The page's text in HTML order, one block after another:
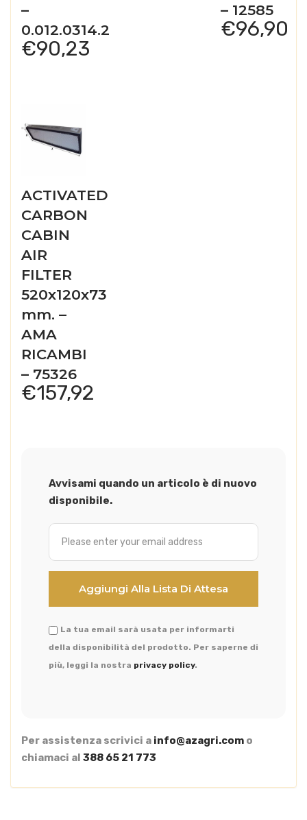
–
0.012.0314.2
€90,23
– 12585
€96,90
ACTIVATED
CARBON
CABIN
AIR
FILTER
520x120x73
mm. –
AMA
RICAMBI
– 75326
€157,92
Avvisami quando un articolo è di nuovo
disponibile.
La tua email sarà usata per informarti
della disponibilità del prodotto. Per saperne di
più, leggi la nostra privacy policy.
Per assistenza scrivici a info@azagri.com o
chiamaci al 388 65 21 773